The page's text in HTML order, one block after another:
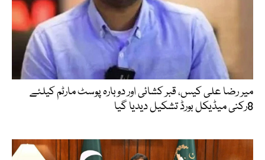
میر رضا علی کیس، قبر کشائی اور دوبارہ پوسٹ مارٹم کیلئے
8رکنی میڈیکل بورڈ تشکیل دیدیا گیا